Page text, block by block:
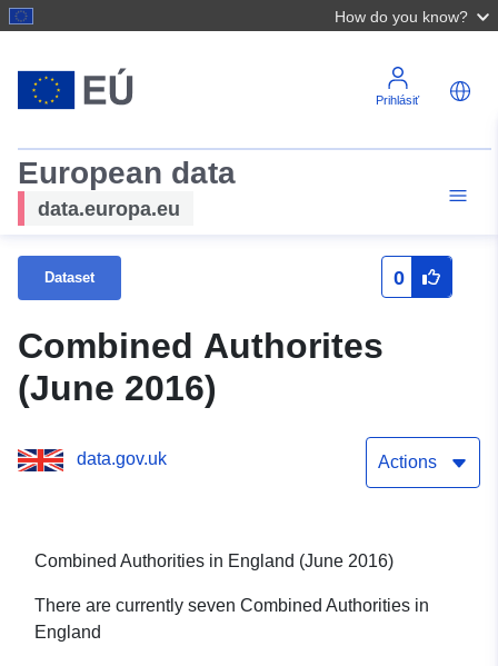
How do you know?
Prihlásiť
European data
data.europa.eu
Dataset 0
Combined Authorites
(June 2016)
data.gov.uk Actions
Combined Authorities in England (June 2016)
There are currently seven Combined Authorities in
England